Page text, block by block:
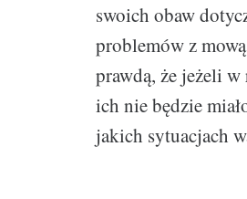
swoich obaw
problemów z
prawdą, że jeżeli
ich nie będzie
jakich sytuacjach